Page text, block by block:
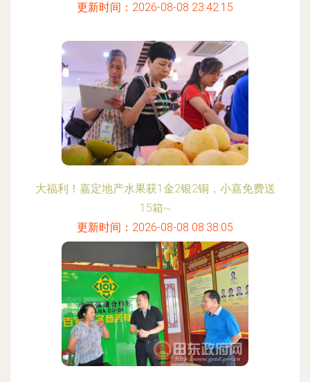
更新时间：2026-08-08 23:42:15
大福利！嘉定地产水果获1金2银2铜，小嘉免费送
15箱~
更新时间：2026-08-08 08:38:05